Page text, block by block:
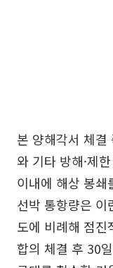
본 양해각서 체결
와 기타 방해·제
이내에 해상 봉쇄
선박 통항량은 이
도에 비례해 점진
합의 체결 후 30